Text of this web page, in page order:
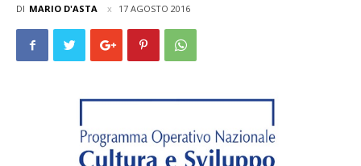
DI MARIO D'ASTA 17 AGOSTO 2016